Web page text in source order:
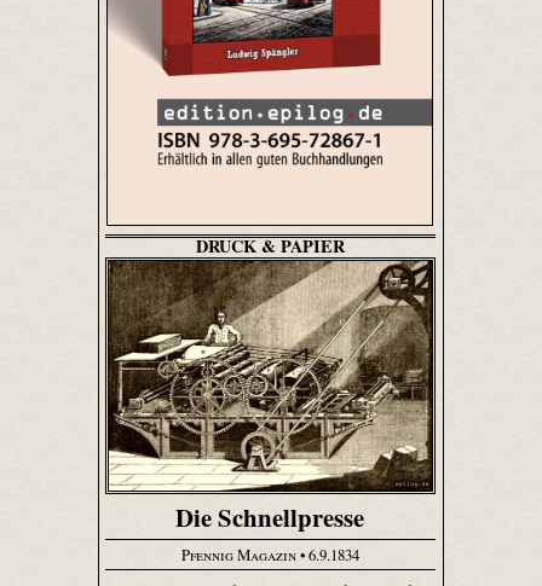
DRUCK & PAPIER
Die Schnellpresse
Pfennig Magazin• 6.9.1834